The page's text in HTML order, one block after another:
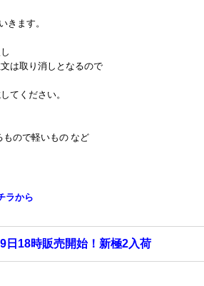
きます。
は取り消しとなるので
てください。
もので軽いもの など
ラから
日18時販売開始！新極2入荷